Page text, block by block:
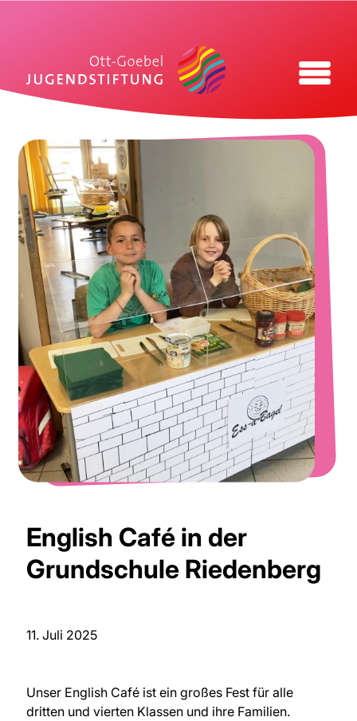
English Café in der
Grundschule Riedenberg
11. Juli 2025
Unser English Café ist ein großes Fest für alle
dritten und vierten Klassen und ihre Familien.